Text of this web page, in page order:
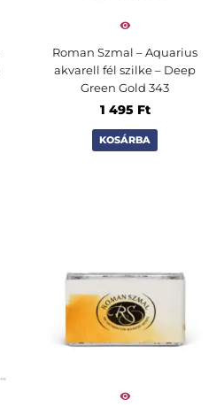
Roman Szmal – Aquarius
akvarell fél szilke – Deep
Green Gold 343
1 495 Ft
KOSÁRBA